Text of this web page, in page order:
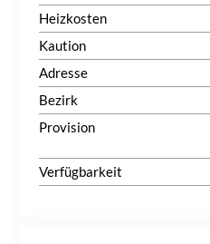
Heizkosten
Kaution
Adresse
Bezirk
Provision
Verfügbarkeit